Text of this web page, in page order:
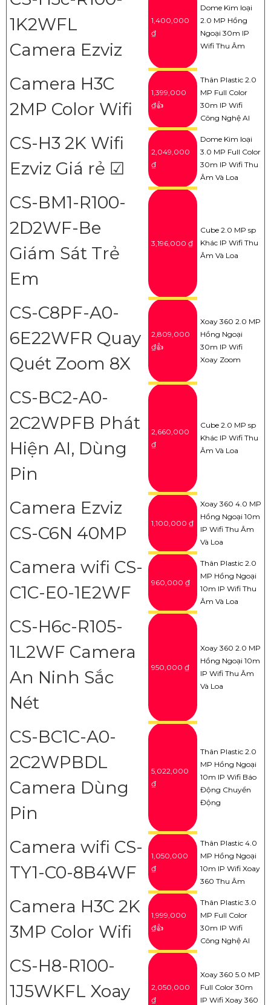
1K2WFL
Camera Ezviz
1,400,000
₫
Dome Kim loại
2.0 MP Hồng
Ngoại 30m IP
Wifi Thu Âm
Camera H3C
2MP Color Wifi
1,399,000
₫👍
Thân Plastic 2.0
MP Full Color
30m IP Wifi
Công Nghệ AI
CS-H3 2K Wifi
Ezviz Giá rẻ ☑
2,049,000
₫
Dome Kim loại
3.0 MP Full Color
30m IP Wifi Thu
Âm Và Loa
CS-BM1-R100-
2D2WF-Be
Giám Sát Trẻ
Em
3,196,000 ₫
Cube 2.0 MP sp
Khác IP Wifi Thu
Âm Và Loa
CS-C8PF-A0-
6E22WFR Quay
Quét Zoom 8X
2,809,000
₫👍
Xoay 360 2.0 MP
Hồng Ngoại
30m IP Wifi
Xoay Zoom
CS-BC2-A0-
2C2WPFB Phát
Hiện AI, Dùng
Pin
2,660,000
₫
Cube 2.0 MP sp
Khác IP Wifi Thu
Âm Và Loa
Camera Ezviz
CS-C6N 40MP
1,100,000 ₫
Xoay 360 4.0 MP
Hồng Ngoại 10m
IP Wifi Thu Âm
Và Loa
Camera wifi CS-
C1C-E0-1E2WF
960,000 ₫
Thân Plastic 2.0
MP Hồng Ngoại
10m IP Wifi Thu
Âm Và Loa
CS-H6c-R105-
1L2WF Camera
An Ninh Sắc
Nét
950,000 ₫
Xoay 360 2.0 MP
Hồng Ngoại 10m
IP Wifi Thu Âm
Và Loa
CS-BC1C-A0-
2C2WPBDL
Camera Dùng
Pin
5,022,000
₫
Thân Plastic 2.0
MP Hồng Ngoại
10m IP Wifi Báo
Động Chuyển
Động
Camera wifi CS-
TY1-C0-8B4WF
1,050,000
₫
Thân Plastic 4.0
MP Hồng Ngoại
10m IP Wifi Xoay
360 Thu Âm
Camera H3C 2K
3MP Color Wifi
1,999,000
₫👍
Thân Plastic 3.0
MP Full Color
30m IP Wifi
Công Nghệ AI
CS-H8-R100-
1J5WKFL Xoay
2,050,000
₫
Xoay 360 5.0 MP
Full Color 30m
IP Wifi Xoay 360